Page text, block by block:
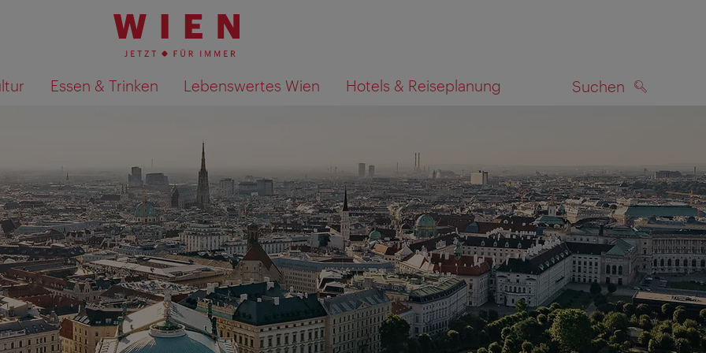
Essen & Trinken Lebenswertes Wien Hotels & Reiseplanung Suchen